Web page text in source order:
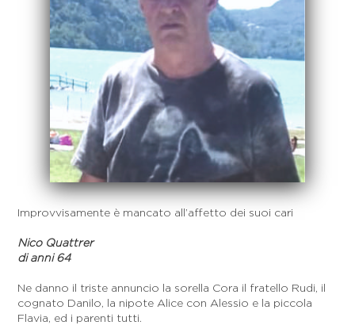
Improvvisamente è mancato all’affetto dei suoi cari
Nico Quattrer
di anni 64
Ne danno il triste annuncio la sorella Cora il fratello Rudi, il
cognato Danilo, la nipote Alice con Alessio e la piccola
Flavia, ed i parenti tutti.